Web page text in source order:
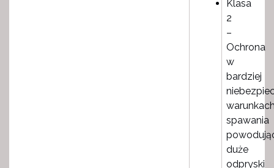
Klasa
2
–
Ochrona
w
bardziej
spawania
duże
odpryski